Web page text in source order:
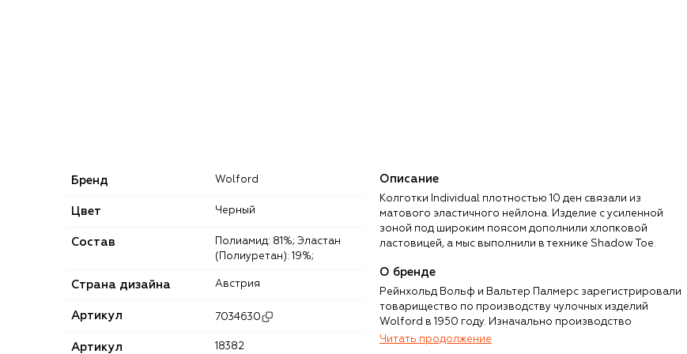
Бренд Wolford
Цвет Черный
Состав
(Полиуретан): 19%;
Страна дизайна Австрия
Артикул 7034630
Артикул
18382
Описание
Колготки Individual плотностью 10 ден связали из
матового эластичного нейлона. Изделие с усиленной
зоной под широким поясом дополнили хлопковой
ластовицей, а мыс выполнили в технике Shadow Toe.
О бренде
Рейнхольд Вольф и Вальтер Палмерс зарегистрировали
товарищество по производству чулочных изделий
Wolford в 1950 году. Изначально производство
сосредоточилось на нейлоновых чулках — довольно
Читать продолжение